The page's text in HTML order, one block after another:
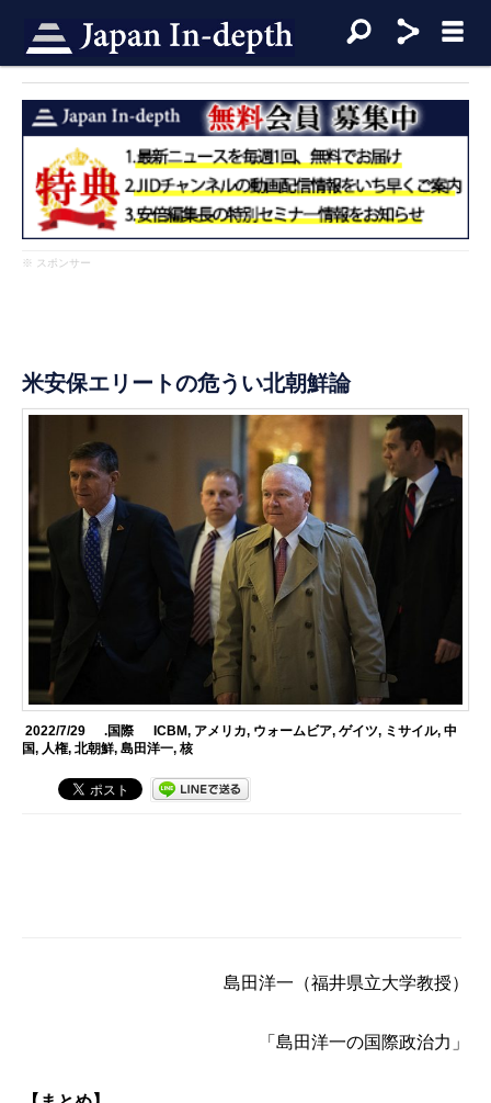
※ スポンサー
米安保エリートの危うい北朝鮮論
2022/7/29 .国際 ICBM, アメリカ, ウォームビア, ゲイツ, ミサイル, 中
国, 人権,北朝鮮,島田洋一,核
島田洋一 （福井県立大学教授）
「島田洋一の国際政治力」